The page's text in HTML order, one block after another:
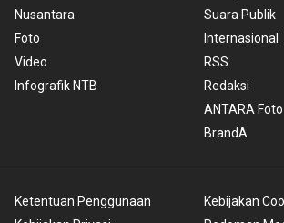
Nusantara
Foto
Video
Infografik NTB
Suara Publik
Internasional
RSS
Redaksi
ANTARA Foto
BrandA
Ketentuan Penggunaan
Kebijakan